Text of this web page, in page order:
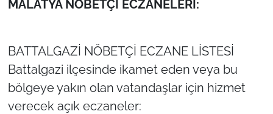
MALATYA NÖBETÇİ ECZANELERİ:
BATTALGAZİ NÖBETÇİ ECZANE LİSTESİ
Battalgazi ilçesinde ikamet eden veya bu
bölgeye yakın olan vatandaşlar için hizmet
verecek açık eczaneler: